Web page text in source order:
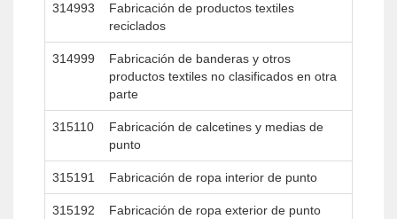
314993
Fabricación de productos textiles
reciclados
314999
Fabricación de banderas y otros
productos textiles no clasificados en otra
parte
315110
Fabricación de calcetines y medias de
punto
315191 Fabricación de ropa interior de punto
315192 Fabricación de ropa exterior de punto